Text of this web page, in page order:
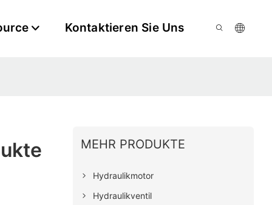
Kontaktieren Sie Uns
MEHR PRODUKTE
Hydraulikmotor
Hydraulikventil